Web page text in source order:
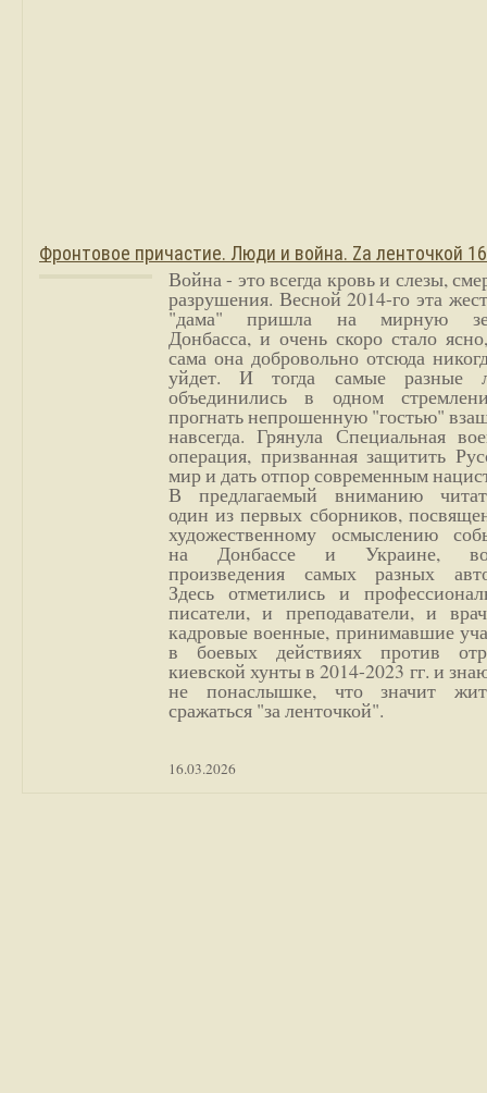
Фронтовое причастие. Люди и война. Zа ленточкой
Война - это всегда кровь и слезы,
разрушения. Весной 2014-го эта
"дама" пришла на мирную
Донбасса, и очень скоро стало
сама она добровольно отсюда
уйдет. И тогда самые разные
объединились в одном
прогнать непрошенную "гостью"
навсегда. Грянула Специальная
операция, призванная защитить
мир и дать отпор современным
В предлагаемый вниманию
один из первых сборников,
художественному осмыслению
на Донбассе и Украине,
произведения самых разных
Здесь отметились и
писатели, и преподаватели, и
кадровые военные, принимавшие
в боевых действиях против
киевской хунты в 2014-2023 гг. и
не понаслышке, что значит
сражаться "за ленточкой".
16.03.2026